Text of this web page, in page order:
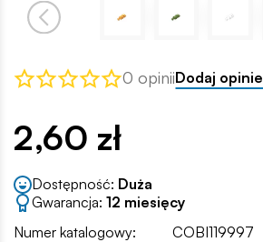
0 opiniiDodaj opinie
2,60 zł
Dostępność: Duża
Gwarancja: 12 miesięcy
Numer katalogowy:
COBI119997